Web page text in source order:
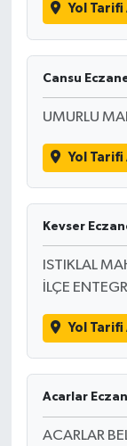
Yol Tarifi
Cansu
UMURLU
Yol Tarifi
Kevser
ISTIKLAL
İLÇE
Yol Tarifi
Acarlar
ACARLAR